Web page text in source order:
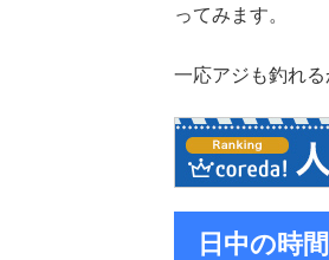
ってみます。
一応アジも釣れ
日中の時